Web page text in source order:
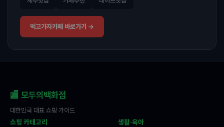
먹고가자카페 바로가기 →
🏬 모두의백화점
대한민국 대표 쇼핑 가이드
쇼핑 카테고리 생활·육아